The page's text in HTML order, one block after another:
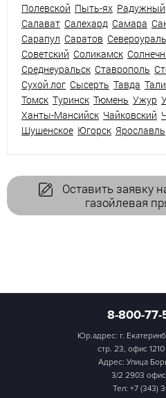
Полевской Пыть-ях Радужный
Салават Салехард Самара
Сарапул Саратов
Советский Соликамск
Среднеуральск Ставрополь
Сухой лог Сысерть Тавда
Томск Туринск Тюмень Ужур
Ханты-Мансийск Чайковский
Шушенское Югорск Ярославль
Оставить заявку
газойлевая
8-800-
Юр.адрес: г.
стр. 23, офис
Адрес: Улица
3/2 2903
Тел: +7 (343)